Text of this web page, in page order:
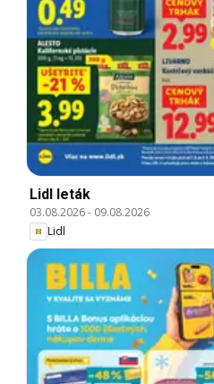
Lidl leták
03.08.2026- 09.08.2026
Lidl